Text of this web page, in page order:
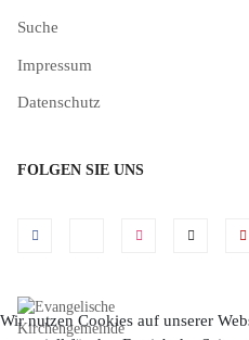
Suche
Impressum
Datenschutz
FOLGEN SIE UNS
Wir nutzen Cookies auf unserer